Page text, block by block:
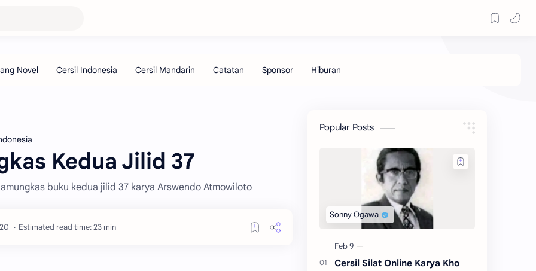
Kedua Jilid 37
buku kedua jilid 37 karya Arswendo Atmowiloto
Estimated read time: 23 min
Popular Posts
Cersil Silat Online Karya Kho